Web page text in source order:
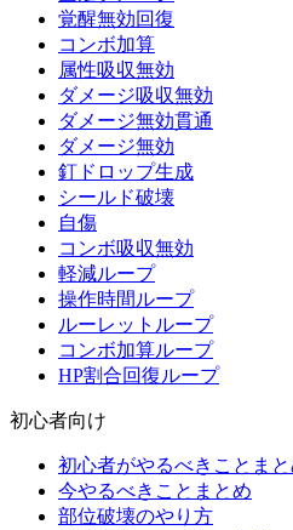
覚醒無効回復
コンボ加算
属性吸収無効
ダメージ吸収無効
ダメージ無効貫通
ダメージ無効
釘ドロップ生成
シールド破壊
自傷
コンボ吸収無効
軽減ループ
操作時間ループ
ルーレットループ
コンボ加算ループ
HP割合回復ループ
初心者向け
初心者がやるべきことまと
今やるべきことまとめ
部位破壊のやり方